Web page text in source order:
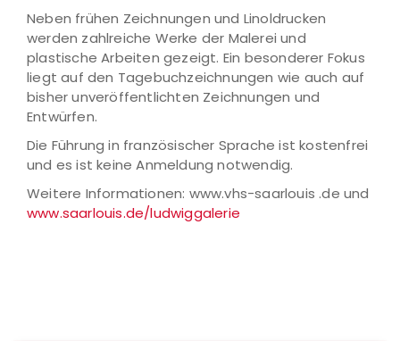
Neben frühen Zeichnungen und Linoldrucken
werden zahl­reiche Werke der Malerei und
plastische Arbeiten gezeigt. Ein besonderer Fokus
liegt auf den Tagebuchzeichnungen wie auch auf
bisher unveröffentlichten Zeichnungen und
Entwürfen.
Die Führung in französischer Sprache ist kostenfrei
und es ist keine Anmeldung notwendig.
Weitere Informationen: www.vhs-saarlouis .de und
www.saarlouis.de/ludwiggalerie